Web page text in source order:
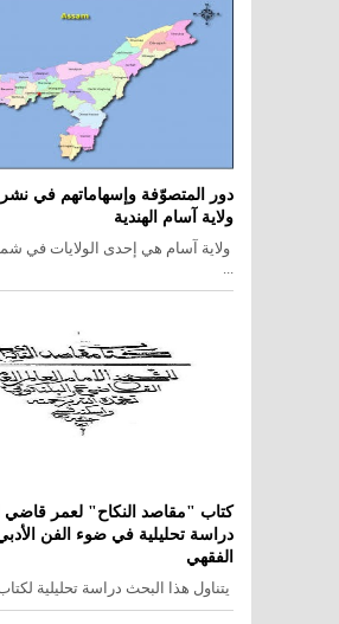
دور المتصوّفة وإسهاماتهم في
ولاية آسام الهندية
ولاية آسام هي إحدى الولايات في
...
كتاب "مقاصد النكاح" لعمر قاضي
دراسة تحليلية في ضوء الفن
الفقهي
يتناول هذا البحث دراسة تحليلية